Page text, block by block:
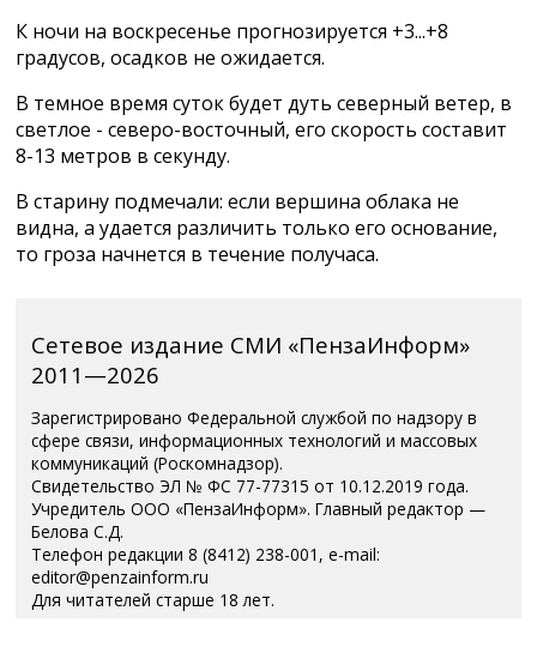
К ночи на воскресенье прогнозируется +3...+8
градусов, осадков не ожидается.
В темное время суток будет дуть северный ветер, в
светлое - северо-восточный, его скорость составит
8-13 метров в секунду.
В старину подмечали: если вершина облака не
видна, а удается различить только его основание,
то гроза начнется в течение получаса.
Сетевое издание СМИ «ПензаИнформ»
2011—2026
Зарегистрировано Федеральной службой по надзору в
сфере связи, информационных технологий и массовых
коммуникаций (Роскомнадзор).
Свидетельство ЭЛ № ФС 77-77315 от 10.12.2019 года.
Учредитель ООО «ПензаИнформ». Главный редактор —
Белова С.Д.
Телефон редакции 8 (8412) 238-001, e-mail:
editor@penzainform.ru
Для читателей старше 18 лет.